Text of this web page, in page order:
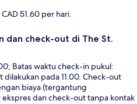
51.60 per hari.
dan check-out di The St.
Batas waktu check-in pukul:
pada 11.00. Check-out
biaya (tergantung
dan check-out tanpa kontak